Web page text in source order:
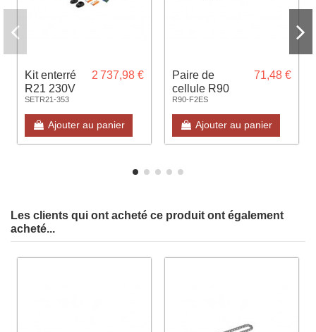
Kit enterré
R21 230V
complet
avec
caisson
zingué à
SETR21-353
2 737,98 €
Ajouter au panier
Paire de
cellule R90
applique
R90-F2ES
71,48 €
Ajouter au panier
Les clients qui ont acheté ce produit ont également
acheté...